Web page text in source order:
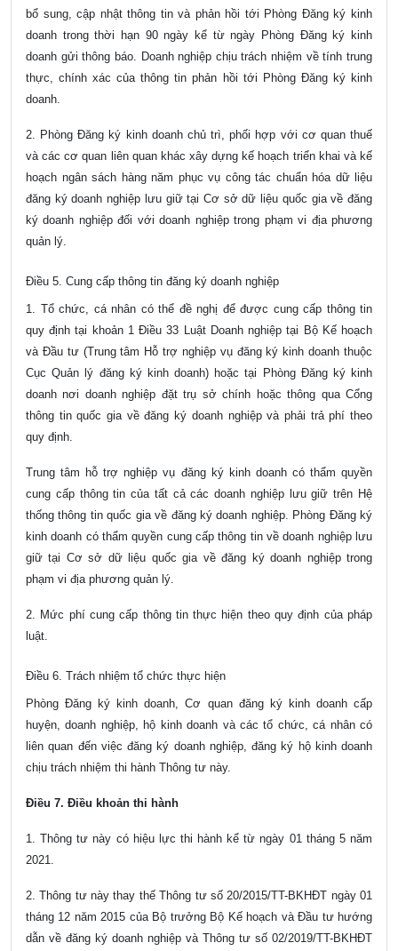
bổ sung, cập nhật thông tin và phản hồi tới Phòng Đăng ký kinh
doanh trong thời hạn 90 ngày kể từ ngày Phòng Đăng ký kinh
doanh gửi thông báo. Doanh nghiệp chịu trách nhiệm về tính trung
thực, chính xác của thông tin phản hồi tới Phòng Đăng ký kinh
doanh.
2. Phòng Đăng ký kinh doanh chủ trì, phối hợp với cơ quan thuế
và các cơ quan liên quan khác xây dựng kế hoạch triển khai và kế
hoạch ngân sách hàng năm phục vụ công tác chuẩn hóa dữ liệu
đăng ký doanh nghiệp lưu giữ tại Cơ sở dữ liệu quốc gia về đăng
ký doanh nghiệp đối với doanh nghiệp trong phạm vi địa phương
quản lý.
Điều 5. Cung cấp thông tin đăng ký doanh nghiệp
1. Tổ chức, cá nhân có thể đề nghị để được cung cấp thông tin
quy định tại khoản 1 Điều 33 Luật Doanh nghiệp tại Bộ Kế hoạch
và Đầu tư (Trung tâm Hỗ trợ nghiệp vụ đăng ký kinh doanh thuộc
Cục Quản lý đăng ký kinh doanh) hoặc tại Phòng Đăng ký kinh
doanh nơi doanh nghiệp đặt trụ sở chính hoặc thông qua Cổng
thông tin quốc gia về đăng ký doanh nghiệp và phải trả phí theo
quy định.
Trung tâm hỗ trợ nghiệp vụ đăng ký kinh doanh có thẩm quyền
cung cấp thông tin của tất cả các doanh nghiệp lưu giữ trên Hệ
thống thông tin quốc gia về đăng ký doanh nghiệp. Phòng Đăng ký
kinh doanh có thẩm quyền cung cấp thông tin về doanh nghiệp lưu
giữ tại Cơ sở dữ liệu quốc gia về đăng ký doanh nghiệp trong
phạm vi địa phương quản lý.
2. Mức phí cung cấp thông tin thực hiện theo quy định của pháp
luật.
Điều 6. Trách nhiệm tổ chức thực hiện
Phòng Đăng ký kinh doanh, Cơ quan đăng ký kinh doanh cấp
huyện, doanh nghiệp, hộ kinh doanh và các tổ chức, cá nhân có
liên quan đến việc đăng ký doanh nghiệp, đăng ký hộ kinh doanh
chịu trách nhiệm thi hành Thông tư này.
Điều 7. Điều khoản thi hành
1. Thông tư này có hiệu lực thi hành kể từ ngày 01 tháng 5 năm
2021.
2. Thông tư này thay thế Thông tư số 20/2015/TT-BKHĐT ngày 01
tháng 12 năm 2015 của Bộ trưởng Bộ Kế hoạch và Đầu tư hướng
dẫn về đăng ký doanh nghiệp và Thông tư số 02/2019/TT-BKHĐT